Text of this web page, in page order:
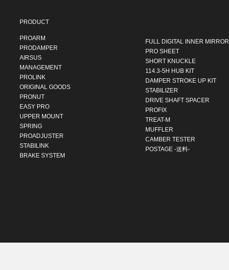
PRODUCT
PROARM
PRODAMPER
AIRSUS
MANAGEMENT
PROLINK
ORIGINAL GOODS
PRONUT
EASY PRO
UPPER MOUNT
SPRING
PROADJUSTER
STABILINK
BRAKE SYSTEM
FULL DIGITAL INNER MIRROR
PRO SHEET
SHORT KNUCKLE
114.3-5H HUB KIT
DAMPER STROKE UP KIT
STABILIZER
DRIVE SHAFT SPACER
PROFIX
TREAT-M
MUFFLER
CAMBER TESTER
POSTAGE -送料-